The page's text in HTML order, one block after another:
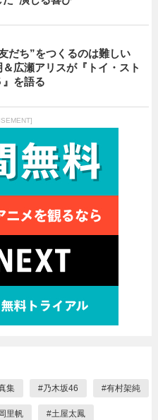
だち”をつくるのは難しい
＆広瀬アリスが『トイ・スト
』を語る
集 #乃木坂46 #有村架純
里帆 #土屋太鳳